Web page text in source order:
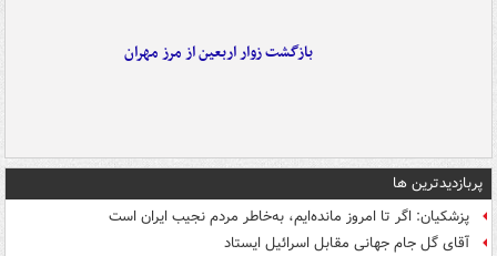
بازگشت زوار اربعین از مرز مهران
پربازدیدترین ها
پزشکیان: اگر تا امروز مانده‌ایم، به‌خاطر مردم نجیب ایران است
آقای گل جام جهانی مقابل اسرائیل ایستاد